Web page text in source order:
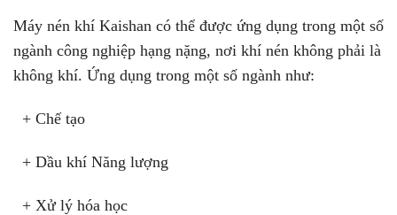
Máy nén khí Kaishan có thể được ứng dụng trong một số
ngành công nghiệp hạng nặng, nơi khí nén không phải là
không khí. Ứng dụng trong một số ngành như:
+ Chế tạo
+ Dầu khí Năng lượng
+ Xử lý hóa học